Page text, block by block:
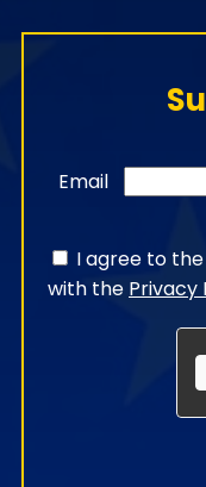
Email
I agree to
with the Privacy